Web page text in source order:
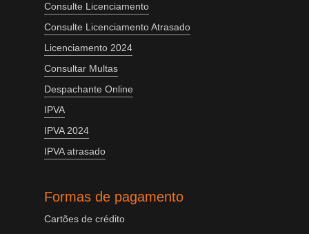
Consulte Licenciamento
Consulte Licenciamento Atrasado
Licenciamento 2024
Consultar Multas
Despachante Online
IPVA
IPVA 2024
IPVA atrasado
Formas de pagamento
Cartões de crédito